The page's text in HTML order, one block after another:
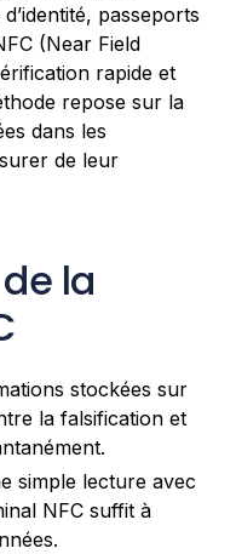
passeports
(Near Field
rapide et
repose sur la
dans les
de leur
la
stockées sur
la falsification et
simple lecture avec
NFC suffit à